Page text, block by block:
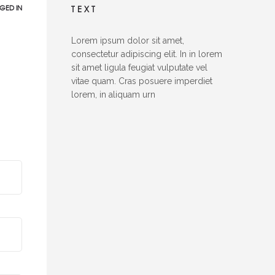
IN TEXT
Lorem ipsum dolor sit amet,
consectetur adipiscing elit. In in lorem
sit amet ligula feugiat vulputate vel
vitae quam. Cras posuere imperdiet
lorem, in aliquam urn